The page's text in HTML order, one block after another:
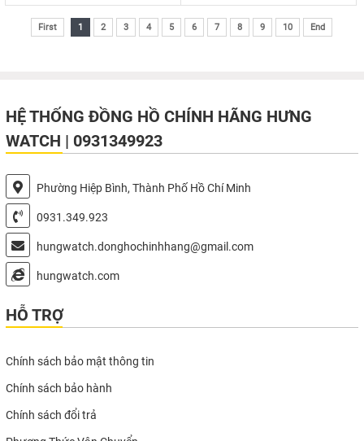
First 1 2 3 4 5 6 7 8 9 10 End
HỆ THỐNG ĐỒNG HỒ CHÍNH HÃNG HƯNG
WATCH | 0931349923
Phường Hiệp Bình, Thành Phố Hồ Chí Minh
0931.349.923
hungwatch.donghochinhhang@gmail.com
hungwatch.com
HỖ TRỢ
Chính sách bảo mật thông tin
Chính sách bảo hành
Chính sách đổi trả